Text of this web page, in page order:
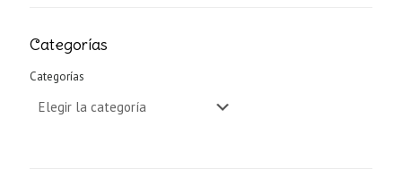
Categorías
Categorías